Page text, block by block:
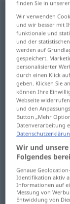
verschlagenv/t <
Übersicht
(Für mehr Details
birisinin
birisinin dili
Beispiele
jemandem den
biri(si)nin
jemandem die
finden Sie in
Wir verwenden
und wir besser mit
funktionale und
und der
werden auf
gespeichert.
personalisierter
durch einen Klick
geben. Klicken Sie
können Ihre
Webseite
und den
Button „Mehr
Datenverarbeitung
Wir und
Folgendes
Genaue
Identifikation aktiv
Informationen auf
Messung von
Entwicklung von